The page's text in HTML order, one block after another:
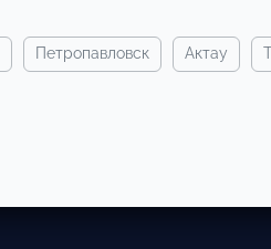
петропавловск актау